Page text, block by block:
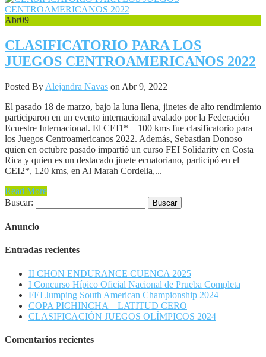
Abr09
CLASIFICATORIO PARA LOS
JUEGOS CENTROAMERICANOS 2022
Posted By Alejandra Navas on Abr 9, 2022
El pasado 18 de marzo, bajo la luna llena, jinetes de alto rendimiento
participaron en un evento internacional avalado por la Federación
Ecuestre Internacional. El CEI1* – 100 kms fue clasificatorio para
los Juegos Centroamericanos 2022. Además, Sebastian Donoso
quien en octubre pasado impartió un curso FEI Solidarity en Costa
Rica y quien es un destacado jinete ecuatoriano, participó en el
CEI2*, 120 kms, en Al Marah Cordelia,...
Read More
Buscar:
Anuncio
Entradas recientes
II CHON ENDURANCE CUENCA 2025
I Concurso Hípico Oficial Nacional de Prueba Completa
FEI Jumping South American Championship 2024
COPA PICHINCHA – LATITUD CERO
CLASIFICACIÓN JUEGOS OLÍMPICOS 2024
Comentarios recientes